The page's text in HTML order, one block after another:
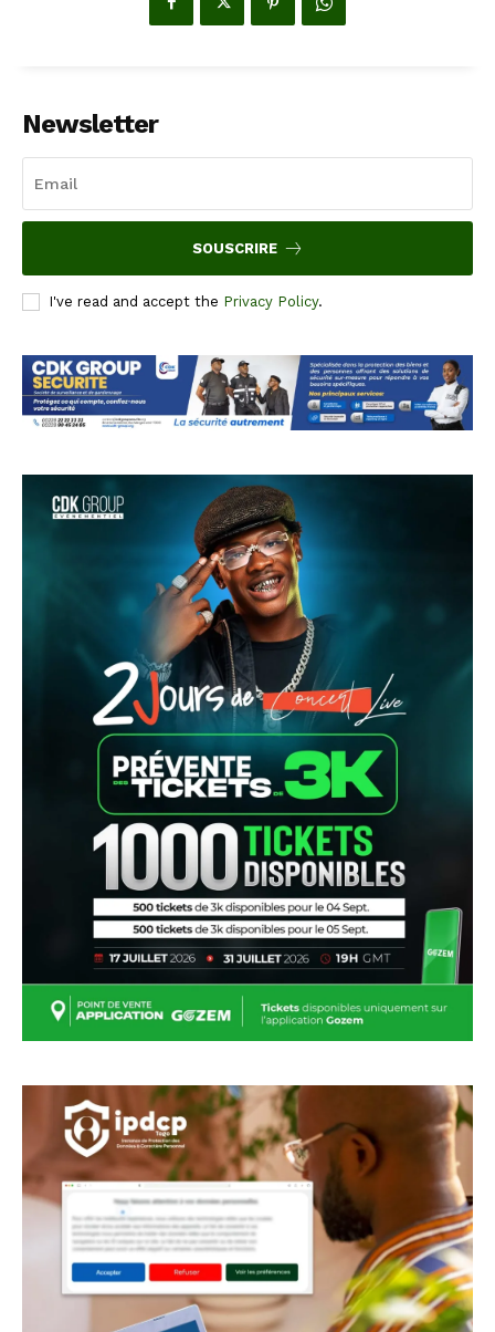
Newsletter
SOUSCRIRE
I've read and accept the Privacy Policy.